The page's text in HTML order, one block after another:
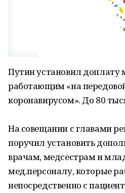
Путин установил доплату
работающим «на
коронавирусом». До 80
На совещании с главами
поручил установить
врачам, медсестрам и
мед.персоналу, которые
непосредственно с